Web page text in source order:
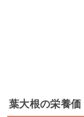
葉大根の栄養価